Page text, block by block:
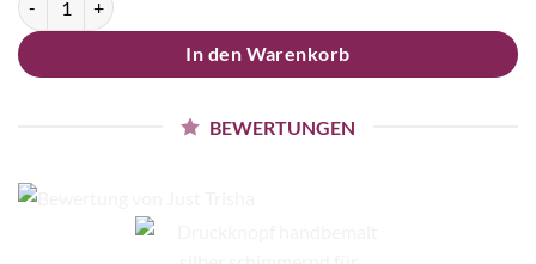
In den Warenkorb
BEWERTUNGEN